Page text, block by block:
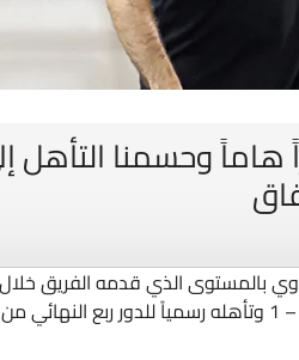
وحسمنا التأهل
بالمستوى الذي قدمه الفريق
الوصل الاماراتي والتي أنتهت بانتصار الزعيم بنتيجة 3 – 1 وتأهله رسمياً